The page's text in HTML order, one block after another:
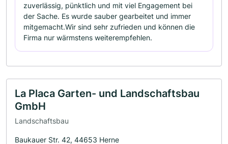
zuverlässig, pünktlich und mit viel Engagement bei
der Sache. Es wurde sauber gearbeitet und immer
mitgemacht.Wir sind sehr zufrieden und können die
Firma nur wärmstens weiterempfehlen.
La Placa Garten- und Landschaftsbau
GmbH
Landschaftsbau
Baukauer Str. 42, 44653 Herne